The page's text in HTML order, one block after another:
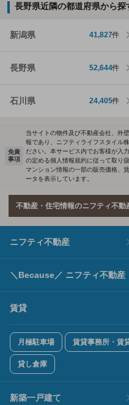
長野県近隣の都道府県から探
新潟県 41,827件
長野県 52,644件
石川県 24,405件
免責
事項
当サイトの物件及び不動産会社、外
報であり、ニフティライフスタイル
ださい。本サービス内でお客様が入
の定める個人情報規約に従って取り扱
マンション情報の一部の販売価格、
ータを表示しています。
不動産・住宅情報のニフティ不動
ニフティ不動産
＼Because／ ニフティ不動産
賃貸
月極駐車場 賃貸事務所・賃
貸し倉庫
新築一戸建て